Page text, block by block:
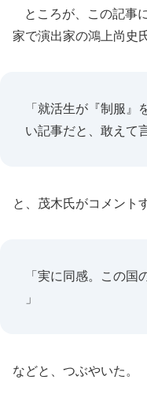
ところが、この記事
家で演出家の鴻上尚史
「就活生が『制服
い記事だと、敢えて
と、茂木氏がコメント
「実に同感。この
」
などと、つぶやいた。